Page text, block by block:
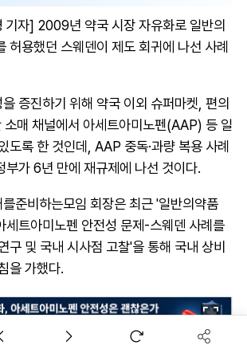
기자] 2009년 약국 시장 자유화로 일반의
허용했던 스웨덴이 제도 회귀에 나선 사례
증진하기 위해 약국 이외 슈퍼마켓, 편의
소매 채널에서 아세트아미노펜(AAP) 등 일
도록 한 것인데, AAP 중독·과량 복용 사례
부가 6년 만에 재규제에 나선 것이다.
준비하는모임 회장은 최근 '일반의약품
세트아미노펜 안전성 문제-스웨덴 사례를
구 및 국내 시사점 고찰'을 통해 국내 상비
을 가했다.